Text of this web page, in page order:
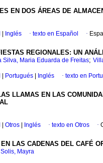
EN DOS ÁREAS DE
Inglés · texto en Español ·
REGIONALES: UN
Silva, Maria Eduarda de Freitas;
Portugués Inglés · texto en
LLAMAS EN LAS
Otros Inglés · texto en Otros ·
LAS CADENAS DEL CAFÉ
Solis, Mayra